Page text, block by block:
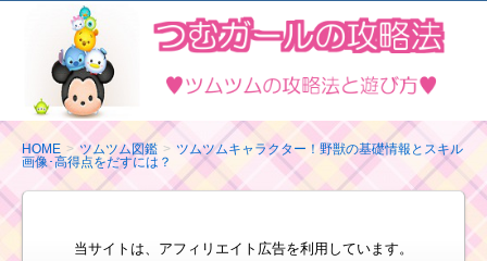
ム
ツ
ム
の
攻
略
HOME ツムツム図鑑
ツムツムキャラクター！野獣の基礎情報とスキル
画像･高得点をだすには？
当サイトは、アフィリエイト広告を利用しています。